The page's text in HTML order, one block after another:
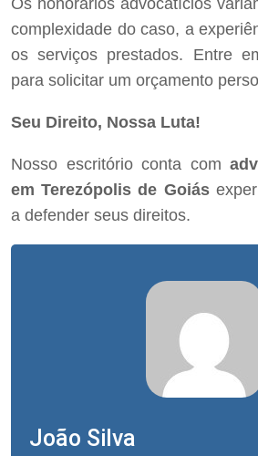
Os honorários advocatícios
complexidade do caso, a
os serviços prestados. Entre
para solicitar um orçamento
Seu Direito, Nossa Luta!
Nosso escritório conta com
em Terezópolis de Goiás
a defender seus direitos.
João Silva